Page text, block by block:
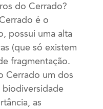
do Cerrado?
é o
possui uma alta
(que só existem
fragmentação.
Cerrado um dos
as